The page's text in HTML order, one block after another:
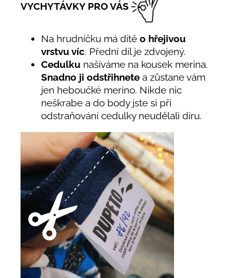
VYCHYTÁVKY PRO VÁS
Na hrudníčku má dítě o hřejivou
vrstvu víc. Přední díl je zdvojený.
Cedulku našíváme na kousek merina.
Snadno ji odstřihnete a zůstane vám
jen heboučké merino. Nikde nic
neškrabe a do body jste si při
odstraňování cedulky neudělali díru.